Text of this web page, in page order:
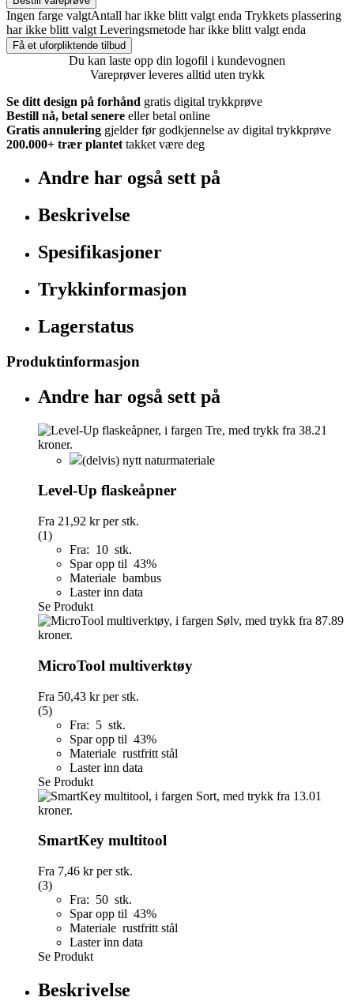
Ingen farge valgtAntall har ikke blitt valgt enda Trykkets plassering
har ikke blitt valgt Leveringsmetode har ikke blitt valgt enda
Få et uforpliktende tilbud
Du kan laste opp din logofil i kundevognen
Vareprøver leveres alltid uten trykk
Se ditt design på forhånd gratis digital trykkprøve
Bestill nå, betal senere eller betal online
Gratis annulering gjelder før godkjennelse av digital trykkprøve
200.000+ trær plantet takket være deg
Andre har også sett på
Beskrivelse
Spesifikasjoner
Trykkinformasjon
Lagerstatus
Produktinformasjon
Andre har også sett på
(delvis) nytt naturmateriale
Level-Up flaskeåpner
Fra 21,92 krper stk.
(1)
Fra: 10 stk.
Spar opp til 43%
Materiale bambus
Laster inn data
Se Produkt
MicroTool multiverktøy
Fra 50,43 krper stk.
(5)
Fra: 5 stk.
Spar opp til 43%
Materiale rustfritt stål
Laster inn data
Se Produkt
SmartKey multitool
Fra 7,46 krper stk.
(3)
Fra: 50 stk.
Spar opp til 43%
Materiale rustfritt stål
Laster inn data
Se Produkt
Beskrivelse